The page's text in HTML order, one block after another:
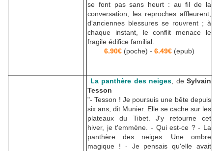
se font pas sans heurt : au fil de la
conversation, les reproches affleurent,
d'anciennes blessures se rouvrent ; à
chaque instant, le conflit menace le
fragile édifice familial.
6.90€ (poche) - 6.49€ (epub)
La panthère des neiges , de Sylvain
Tesson
"- Tesson ! Je poursuis une bête depuis
six ans, dit Munier. Elle se cache sur les
plateaux du Tibet. J'y retourne cet
hiver, je t'emmène. - Qui est-ce ? - La
panthère des neiges. Une ombre
magique ! - Je pensais qu'elle avait